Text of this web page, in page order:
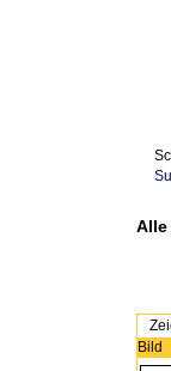
Alle
Bild